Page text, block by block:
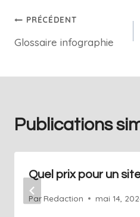
PRÉCÉDENT
Glossaire infographie
Publications
Quel prix pour un
Par Redaction mai 14,